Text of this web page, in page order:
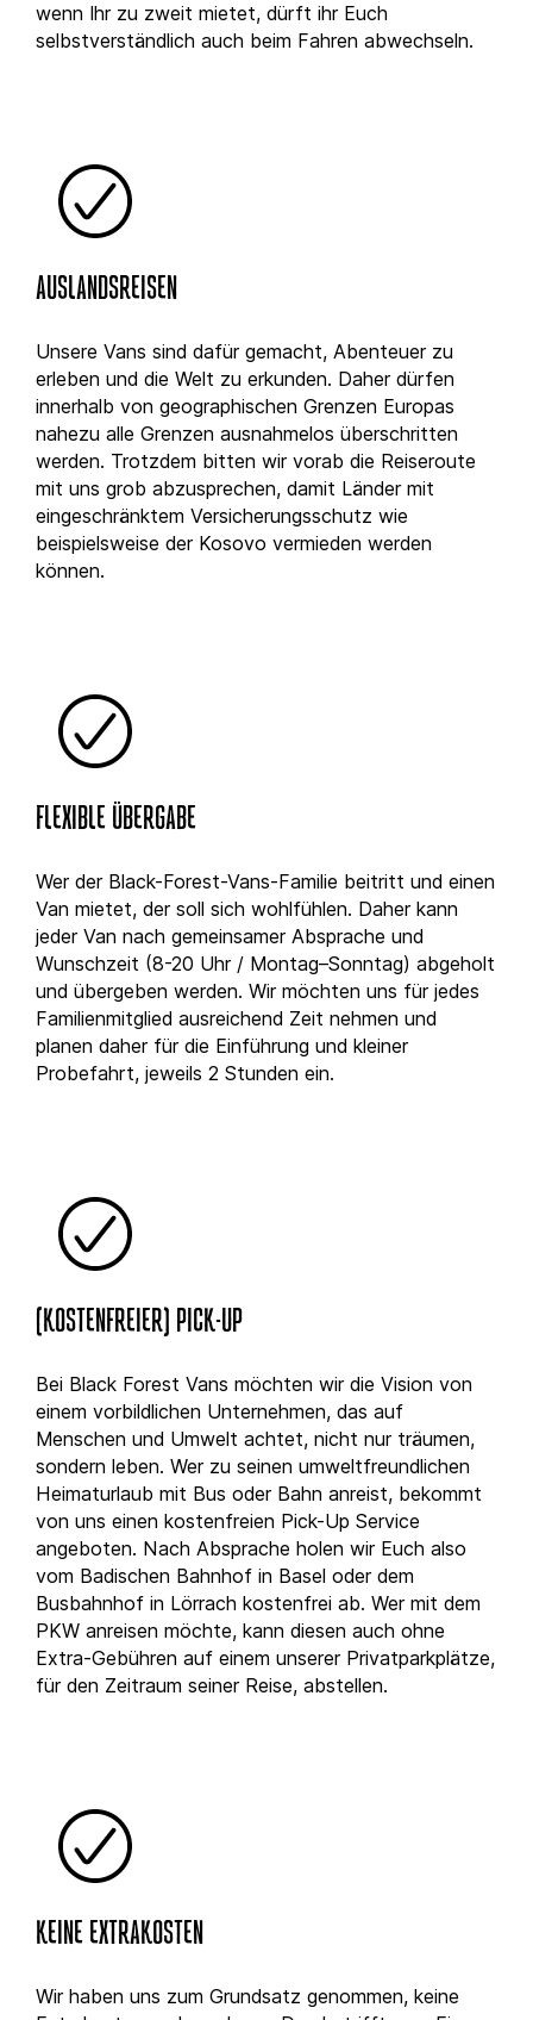
wenn Ihr zu zweit mietet, dürft ihr Euch
selbstverständlich auch beim Fahren abwechseln.
AUSLANDSREISEN
Unsere Vans sind dafür gemacht, Abenteuer zu
erleben und die Welt zu erkunden. Daher dürfen
innerhalb von geographischen Grenzen Europas
nahezu alle Grenzen ausnahmelos überschritten
werden. Trotzdem bitten wir vorab die Reiseroute
mit uns grob abzusprechen, damit Länder mit
eingeschränktem Versicherungsschutz wie
beispielsweise der Kosovo vermieden werden
können.
FLEXIBLE ÜBERGABE
Wer der Black-Forest-Vans-Familie beitritt und einen
Van mietet, der soll sich wohlfühlen. Daher kann
jeder Van nach gemeinsamer Absprache und
Wunschzeit (8-20 Uhr / Montag–Sonntag) abgeholt
und übergeben werden. Wir möchten uns für jedes
Familienmitglied ausreichend Zeit nehmen und
planen daher für die Einführung und kleiner
Probefahrt, jeweils 2 Stunden ein.
(KOSTENFREIER) PICK-UP
Bei Black Forest Vans möchten wir die Vision von
einem vorbildlichen Unternehmen, das auf
Menschen und Umwelt achtet, nicht nur träumen,
sondern leben. Wer zu seinen umweltfreundlichen
Heimaturlaub mit Bus oder Bahn anreist, bekommt
von uns einen kostenfreien Pick-Up Service
angeboten. Nach Absprache holen wir Euch also
vom Badischen Bahnhof in Basel oder dem
Busbahnhof in Lörrach kostenfrei ab. Wer mit dem
PKW anreisen möchte, kann diesen auch ohne
Extra-Gebühren auf einem unserer Privatparkplätze,
für den Zeitraum seiner Reise, abstellen.
KEINE EXTRAKOSTEN
Wir haben uns zum Grundsatz genommen, keine